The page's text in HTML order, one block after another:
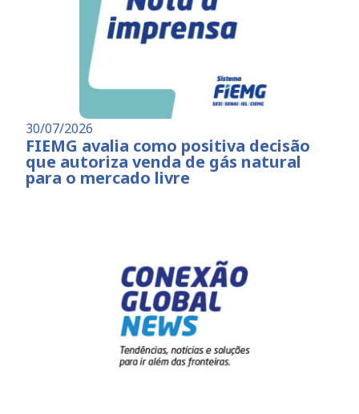
30/07/2026
FIEMG avalia como positiva decisão
que autoriza venda de gás natural
para o mercado livre